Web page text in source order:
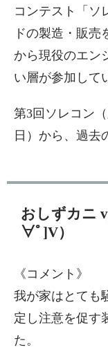
コンテスト「ソ
ドの製造・販
から現役のエン
い層が参加して
第3回ソレコン
日）から、過去
おしずカニ
∀ﾟ]V）
《コメント》
我が家はとても
定し注意を促す
た。